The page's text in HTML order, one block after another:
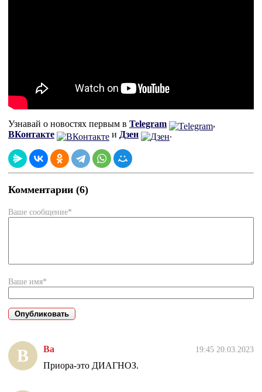
Узнавай о новостях первым в Telegram
,
ВКонтакте
и Дзен .
Комментарии (6)
Ваше сообщение*
Ваше имя*
В Ва 19:45 20.03.2023
Приора-это ДИАГНОЗ.